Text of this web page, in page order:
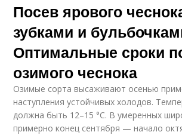
Посев ярового
зубками и
Оптимальные сроки
озимого чеснока
Озимые сорта высаживают осенью
наступления устойчивых холодов.
должна быть 12–15 °C. В умеренных
примерно конец сентября — начало